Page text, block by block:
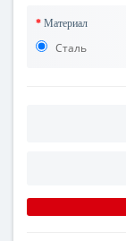
Материал
Сталь